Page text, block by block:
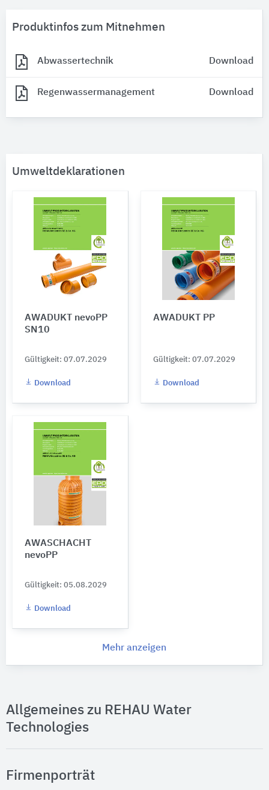
Produktinfos zum Mitnehmen
Abwassertechnik Download
Regenwassermanagement Download
Umweltdeklarationen
AWADUKT nevoPP
SN10
Gültigkeit: 07.07.2029
Download
AWADUKT PP
Gültigkeit: 07.07.2029
Download
AWASCHACHT
nevoPP
Gültigkeit: 05.08.2029
Download
Mehr anzeigen
Allgemeines zu REHAU Water
Technologies
Firmenporträt